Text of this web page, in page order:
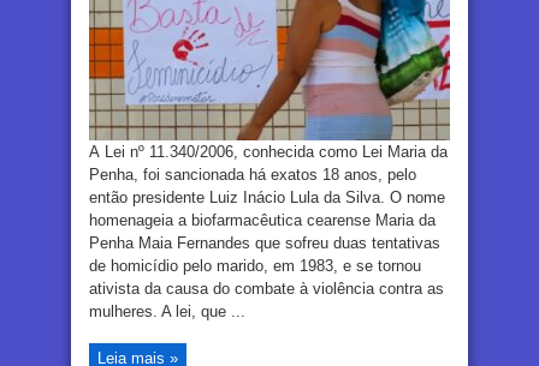
A Lei nº 11.340/2006, conhecida como Lei Maria da
Penha, foi sancionada há exatos 18 anos, pelo
então presidente Luiz Inácio Lula da Silva. O nome
homenageia a biofarmacêutica cearense Maria da
Penha Maia Fernandes que sofreu duas tentativas
de homicídio pelo marido, em 1983, e se tornou
ativista da causa do combate à violência contra as
mulheres. A lei, que ...
Leia mais »